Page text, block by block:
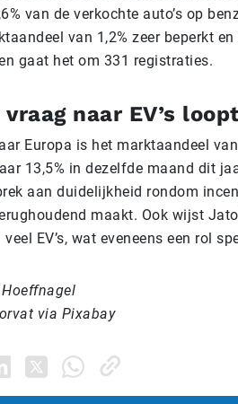
van de verkochte auto’s op
van 1,2% zeer beperkt
gaat het om 331 registraties.
naar EV’s
Europa is het marktaandeel
13,5% in dezelfde maand dit
aan duidelijkheid rondom
maakt. Ook wijst
EV’s, wat eveneens een rol
via Pixabay